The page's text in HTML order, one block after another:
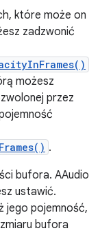
które może on
zadzwonić
możesz
przez
.
bufora. AAudio
ustawić.
jego pojemność,
bufora